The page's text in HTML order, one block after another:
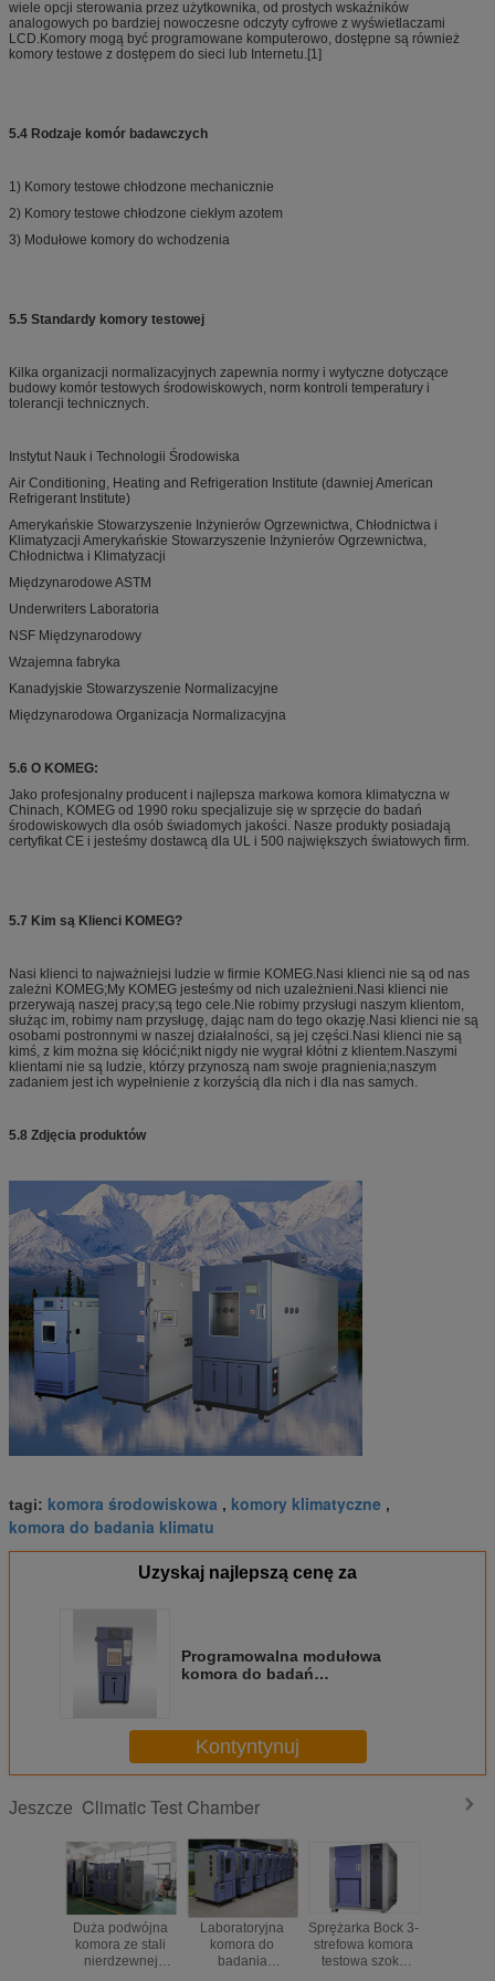
wiele opcji sterowania przez użytkownika, od prostych wskaźników
analogowych po bardziej nowoczesne odczyty cyfrowe z wyświetlaczami
LCD.Komory mogą być programowane komputerowo, dostępne są również
komory testowe z dostępem do sieci lub Internetu.[1]
5.4 Rodzaje komór badawczych
1) Komory testowe chłodzone mechanicznie
2) Komory testowe chłodzone ciekłym azotem
3) Modułowe komory do wchodzenia
5.5 Standardy komory testowej
Kilka organizacji normalizacyjnych zapewnia normy i wytyczne dotyczące
budowy komór testowych środowiskowych, norm kontroli temperatury i
tolerancji technicznych.
Instytut Nauk i Technologii Środowiska
Air Conditioning, Heating and Refrigeration Institute (dawniej American
Refrigerant Institute)
Amerykańskie Stowarzyszenie Inżynierów Ogrzewnictwa, Chłodnictwa i
Klimatyzacji Amerykańskie Stowarzyszenie Inżynierów Ogrzewnictwa,
Chłodnictwa i Klimatyzacji
Międzynarodowe ASTM
Underwriters Laboratoria
NSF Międzynarodowy
Wzajemna fabryka
Kanadyjskie Stowarzyszenie Normalizacyjne
Międzynarodowa Organizacja Normalizacyjna
5.6 O KOMEG:
Jako profesjonalny producent i najlepsza markowa komora klimatyczna w
Chinach, KOMEG od 1990 roku specjalizuje się w sprzęcie do badań
środowiskowych dla osób świadomych jakości. Nasze produkty posiadają
certyfikat CE i jesteśmy dostawcą dla UL i 500 największych światowych firm.
5.7 Kim są Klienci KOMEG?
Nasi klienci to najważniejsi ludzie w firmie KOMEG.Nasi klienci nie są od nas
zależni KOMEG;My KOMEG jesteśmy od nich uzależnieni.Nasi klienci nie
przerywają naszej pracy;są tego cele.Nie robimy przysługi naszym klientom,
służąc im, robimy nam przysługę, dając nam do tego okazję.Nasi klienci nie są
osobami postronnymi w naszej działalności, są jej części.Nasi klienci nie są
kimś, z kim można się kłócić;nikt nigdy nie wygrał kłótni z klientem.Naszymi
klientami nie są ludzie, którzy przynoszą nam swoje pragnienia;naszym
zadaniem jest ich wypełnienie z korzyścią dla nich i dla nas samych.
5.8 Zdjęcia produktów
tagi: komora środowiskowa , komory klimatyczne ,
komora do badania klimatu
Uzyskaj najlepszą cenę za
Programowalna modułowa
komora do badań
Kontyntynuj
Jeszcze Climatic Test Chamber
Duża podwójna
komora ze stali
nierdzewnej
Laboratoryjna
komora do
badania
Sprężarka Bock 3-
strefowa komora
testowa szoku